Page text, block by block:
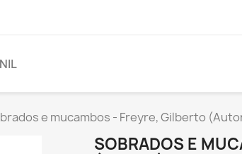
e mucambos - Freyre, Gilberto
SOBRADOS E